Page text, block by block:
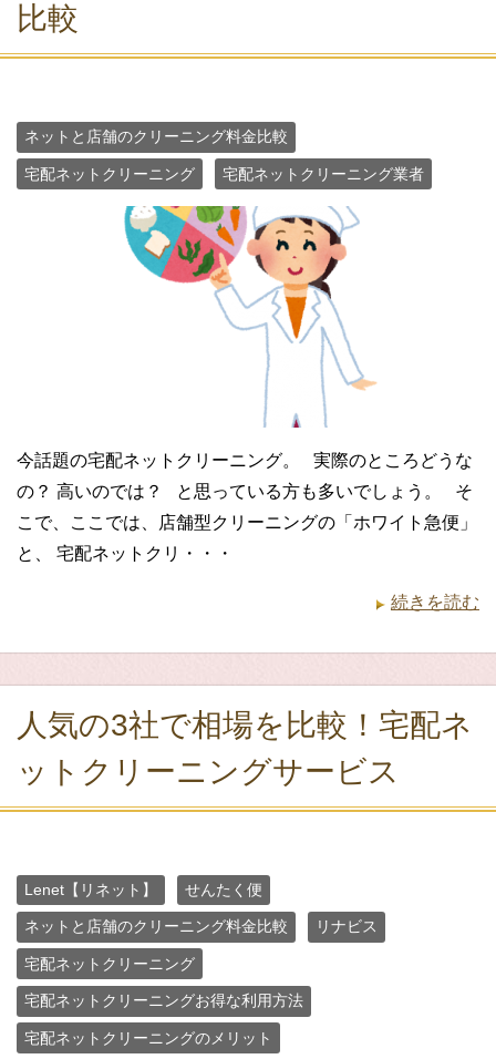
比較
ネットと店舗のクリーニング料金比較
宅配ネットクリーニング 宅配ネットクリーニング業者
今話題の宅配ネットクリーニング。 実際のところどうな
の？ 高いのでは？ と思っている方も多いでしょう。 そ
こで、ここでは、店舗型クリーニングの「ホワイト急便」
と、 宅配ネットクリ・・・
続きを読む
人気の3社で相場を比較！宅配ネ
ットクリーニングサービス
Lenet【リネット】 せんたく便
ネットと店舗のクリーニング料金比較 リナビス
宅配ネットクリーニング
宅配ネットクリーニングお得な利用方法
宅配ネットクリーニングのメリット